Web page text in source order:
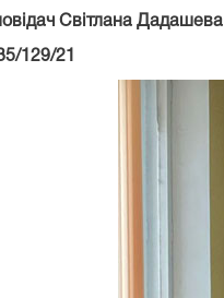
Світлана Дадашева
129/21